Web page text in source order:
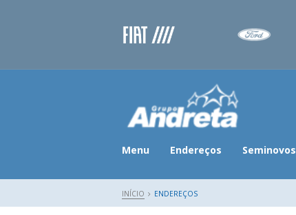
Menu Endereços Seminovos
INÍCIO ENDEREÇOS